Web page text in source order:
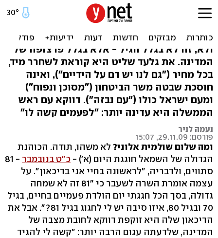
"לראשונה בחיי אני בדיכאון"
ולא, זה לא בגלל הגיל - אלא בגלל פרצופה של
המדינה. את גלעד שליט היא קוראת לשחרר מיד,
בכל מחיר ("גם לנו יש דם על הידיים"), ואינה
חוסכת שבטה משר הביטחון ("מסוכן ונפוח")
ומעם ישראל כולו ("עם נבזה"). דווקא עם ראש
הממשלה היא עדינה יותר: "לפעמים קשה לו"
נעמה לניר
פורסם: 29.11.09, 15:07
ומה שלום שולמית אלוני? לא משהו, תודה. הכוהנת
הגדולה של השמאל חוגגת היום (א') - כ"ט בנובמבר
- 81
סתווים, ולדבריה, "לראשונה בחיי אני בדיכאון". על
עצמה אומרת השרה לשעבר כי "81 זה לא שמחה
גדולה, בסך הכל חגגתי יום הולדת פעמיים בחיים, בגיל
70 ובגיל 80, איזו סיבה יש לי לחגוג בגיל 81?". אבל את
הדיכאון שלה היא זוקפת דווקא לחובת מצבה של
המדינה, שלדעתה עגום הרבה יותר: "קשה לי להגיד